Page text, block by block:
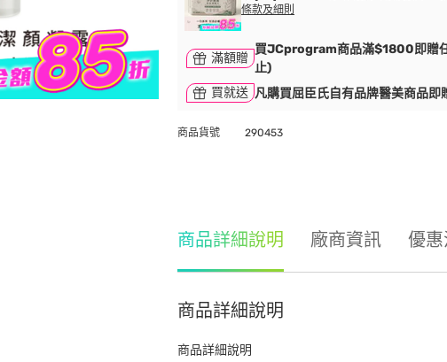
條款及細則
滿額贈
買JCprogram商品滿$1800即贈
止)
買就送 凡購買屈臣氏自有品牌醫美商品即
商品貨號 290453
商品詳細說明 廠商資訊 優
商品詳細說明
商品詳細說明